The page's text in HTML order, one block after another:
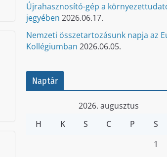
Újrahasznosító-gép a
jegyében 2026.06.17.
Nemzeti összetartozásunk napja az
Kollégiumban 2026.06.05.
Naptár
2026. augusztus
H
K S C P S
1